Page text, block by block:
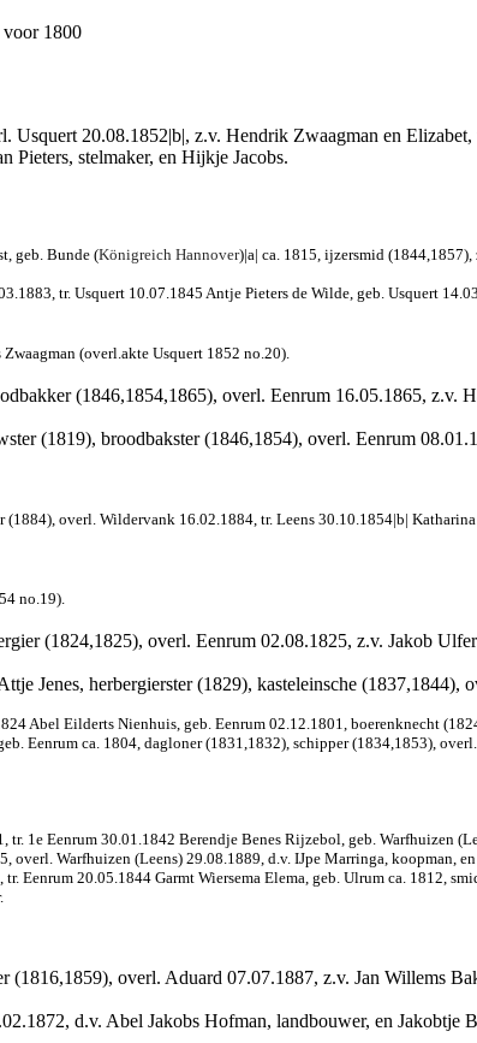
voor 1800
Usquert 20.08.1852|b|, z.v. Hendrik Zwaagman en
Pieters, stelmaker, en Hijkje Jacobs.
geb. Bunde (Königreich Hannover)|a| ca. 1815, ijzersmid (1844,1857),
tr. Usquert 10.07.1845 Antje Pieters de Wilde, geb. Usquert
(overl.akte Usquert 1852 no.20).
(1846,1854,1865), overl. Eenrum 16.05.1865, z.v.
(1819), broodbakster (1846,1854), overl. Eenrum
overl. Wildervank 16.02.1884, tr. Leens 30.10.1854|b|
no.19).
(1824,1825), overl. Eenrum 02.08.1825, z.v. Jakob
Jenes, herbergierster (1829), kasteleinsche (1837,1844),
Abel Eilderts Nienhuis, geb. Eenrum 02.12.1801, boerenknecht
Eenrum ca. 1804, dagloner (1831,1832), schipper (1834,1853),
1e Eenrum 30.01.1842 Berendje Benes Rijzebol, geb. Warfhuizen
overl. Warfhuizen (Leens) 29.08.1889, d.v. IJpe Marringa, koopman,
Eenrum 20.05.1844 Garmt Wiersema Elema, geb. Ulrum ca. 1812,
(1816,1859), overl. Aduard 07.07.1887, z.v. Jan Willems
d.v. Abel Jakobs Hofman, landbouwer, en Jakobtje